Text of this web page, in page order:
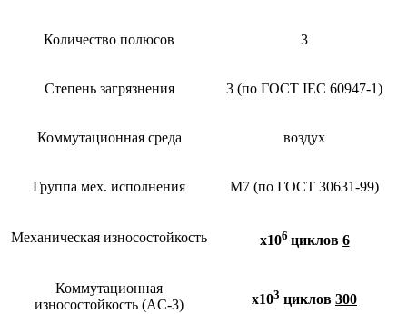
Количество полюсов 3
Степень загрязнения 3 (по ГОСТ IEC 60947-1)
Коммутационная среда воздух
Группа мех. исполнения М7 (по ГОСТ 30631-99)
Механическая износостойкость х106 циклов 6
Коммутационная
износостойкость (AC-3)
х103 циклов 300